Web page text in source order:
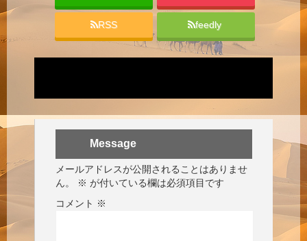
RSS feedly
Message
メールアドレスが公開されることはありませ
ん。
※ が付いている欄は必須項目です
コメント ※